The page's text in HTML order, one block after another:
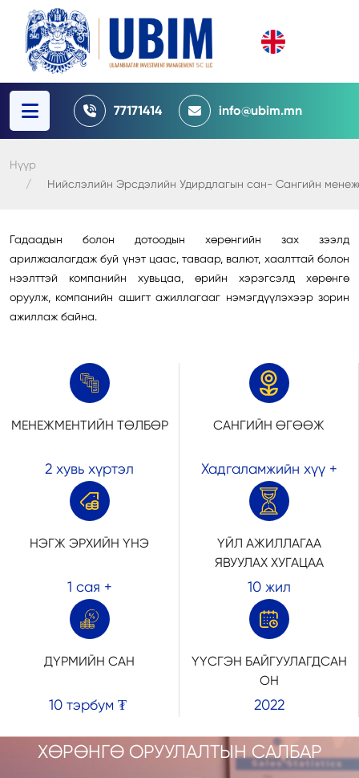
77171414 info@ubim.mn
Нүүр
Нийслэлийн Эрсдэлийн Удирдлагын сан- Сангийн
Гадаадын болон дотоодын хөрөнгийн зах зээлд
арилжаалагдаж буй үнэт цаас, таваар, валют, хаалттай болон
нээлттэй компанийн хувьцаа, өрийн хэрэгсэлд хөрөнгө
оруулж, компанийн ашигт ажиллагааг нэмэгдүүлэхээр зорин
ажиллаж байна.
МЕНЕЖМЕНТИЙН ТӨЛБӨР
2 хувь хүртэл
САНГИЙН ӨГӨӨЖ
Хадгаламжийн хүү +
НЭГЖ ЭРХИЙН ҮНЭ
1 cая +
ҮЙЛ АЖИЛЛАГАА
ЯВУУЛАХ ХУГАЦАА
10 жил
ДҮРМИЙН САН
10 тэрбум ₮
ҮҮСГЭН БАЙГУУЛАГДСАН
ОН
2022
ХӨРӨНГӨ ОРУУЛАЛТЫН САЛБАР